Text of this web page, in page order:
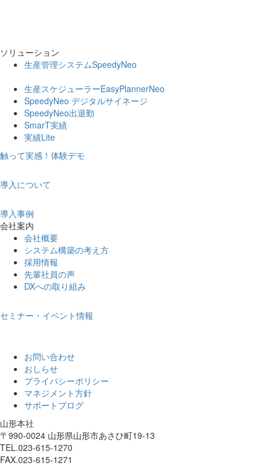
ソリューション
生産管理システムSpeedyNeo
生産スケジューラーEasyPlannerNeo
SpeedyNeo デジタルサイネージ
SpeedyNeo出退勤
SmarT実績
実績Lite
触って実感！体験デモ
導入について
導入事例
会社案内
会社概要
システム構築の考え方
採用情報
先輩社員の声
DXへの取り組み
セミナー・イベント情報
お問い合わせ
おしらせ
プライバシーポリシー
マネジメント方針
サポートブログ
山形本社
〒990-0024 山形県山形市あさひ町19-13
TEL.023-615-1270
FAX.023-615-1271